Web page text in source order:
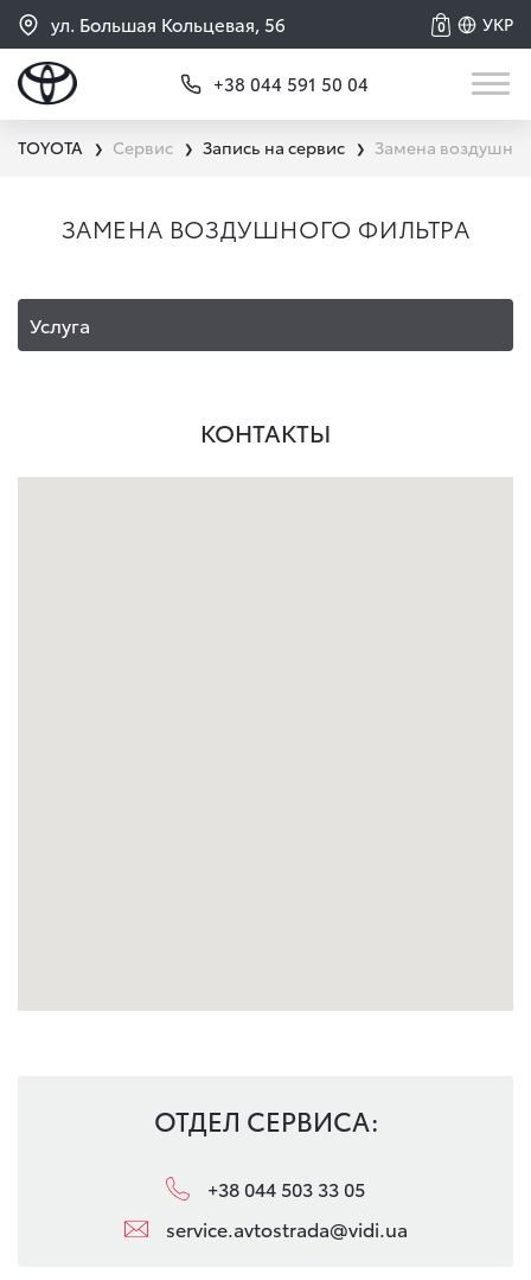
ул. Большая Кольцевая, 56 УКР
0
+38 044 591 50 04
TOYOTA ❯ Сервис ❯ Запись на сервис ❯ Замена
ЗАМЕНА ВОЗДУШНОГО ФИЛЬТРА
Услуга
КОНТАКТЫ
ОТДЕЛ СЕРВИСА:
+38 044 503 33 05
service.avtostrada@vidi.ua